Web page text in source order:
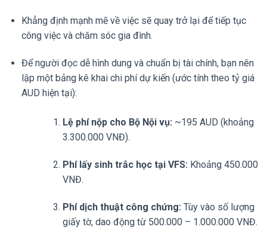
Khẳng định mạnh mẽ về việc sẽ quay trở lại để tiếp tục
công việc và chăm sóc gia đình.
Để người đọc dễ hình dung và chuẩn bị tài chính, bạn nên
lập một bảng kê khai chi phí dự kiến (ước tính theo tỷ giá
AUD hiện tại):
Lệ phí nộp cho Bộ Nội vụ: ~195 AUD (khoảng
3.300.000 VNĐ).
Phí lấy sinh trắc học tại VFS: Khoảng 450.000
VNĐ.
Phí dịch thuật công chứng: Tùy vào số lượng
giấy tờ, dao động từ 500.000 – 1.000.000 VNĐ.